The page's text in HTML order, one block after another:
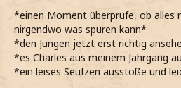
*einen Moment überprüfe, ob alles
nirgendwo was spüren kann*
*den Jungen jetzt erst richtig
*es Charles aus meinem Jahrgang
*ein leises Seufzen ausstoße und